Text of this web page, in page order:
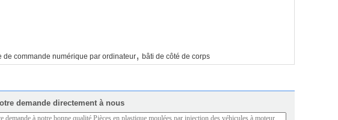
de commande numérique par ordinateur, bâti de côté de corps
demande directement à nous